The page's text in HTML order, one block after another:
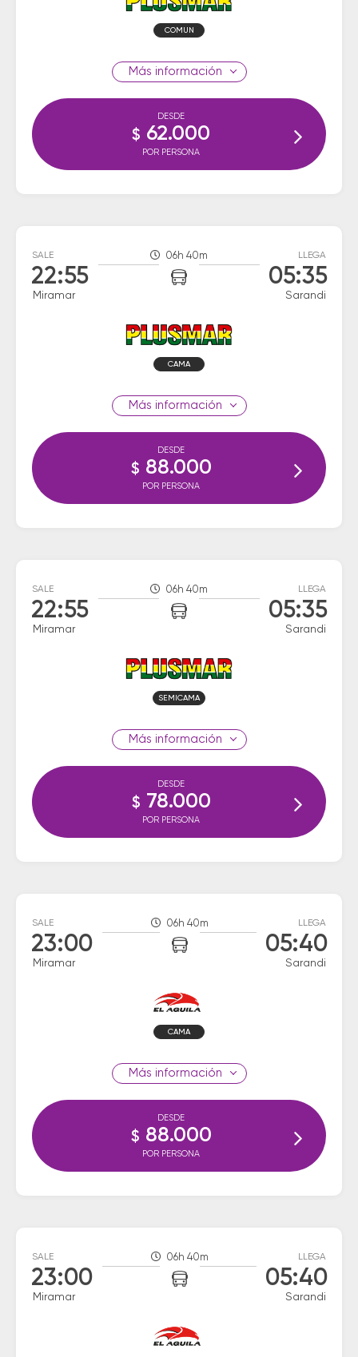
COMUN
información
DESDE
$ 62.000
POR PERSONA
SALE
22:55
Miramar
06h 40m LLEGA
05:35
Sarandi
CAMA
información
DESDE
$ 88.000
POR PERSONA
SALE
22:55
Miramar
06h 40m LLEGA
05:35
Sarandi
SEMICAMA
información
DESDE
$ 78.000
POR PERSONA
SALE
23:00
Miramar
06h 40m LLEGA
05:40
Sarandi
CAMA
información
DESDE
$ 88.000
POR PERSONA
SALE
23:00
Miramar
06h 40m LLEGA
05:40
Sarandi